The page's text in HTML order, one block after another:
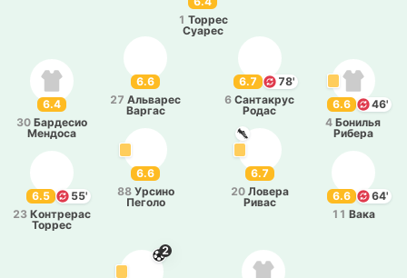
1 Торрес
Суарес
6.6
27 Альва­рес
Варгас
6.6
46'
4 Бо­ни­лья
Рибера
6.7
78'
6 Са­нта­крус
Родас
6.4
30 Ба­рде­сио
Ме­ндо­са
6.6
88 Урсино
Пеголо
6.6
64'
11 Вака
6.7
20 Ловера
Ривас
6.5
55'
23 Ко­нтре­рас
Торрес
2